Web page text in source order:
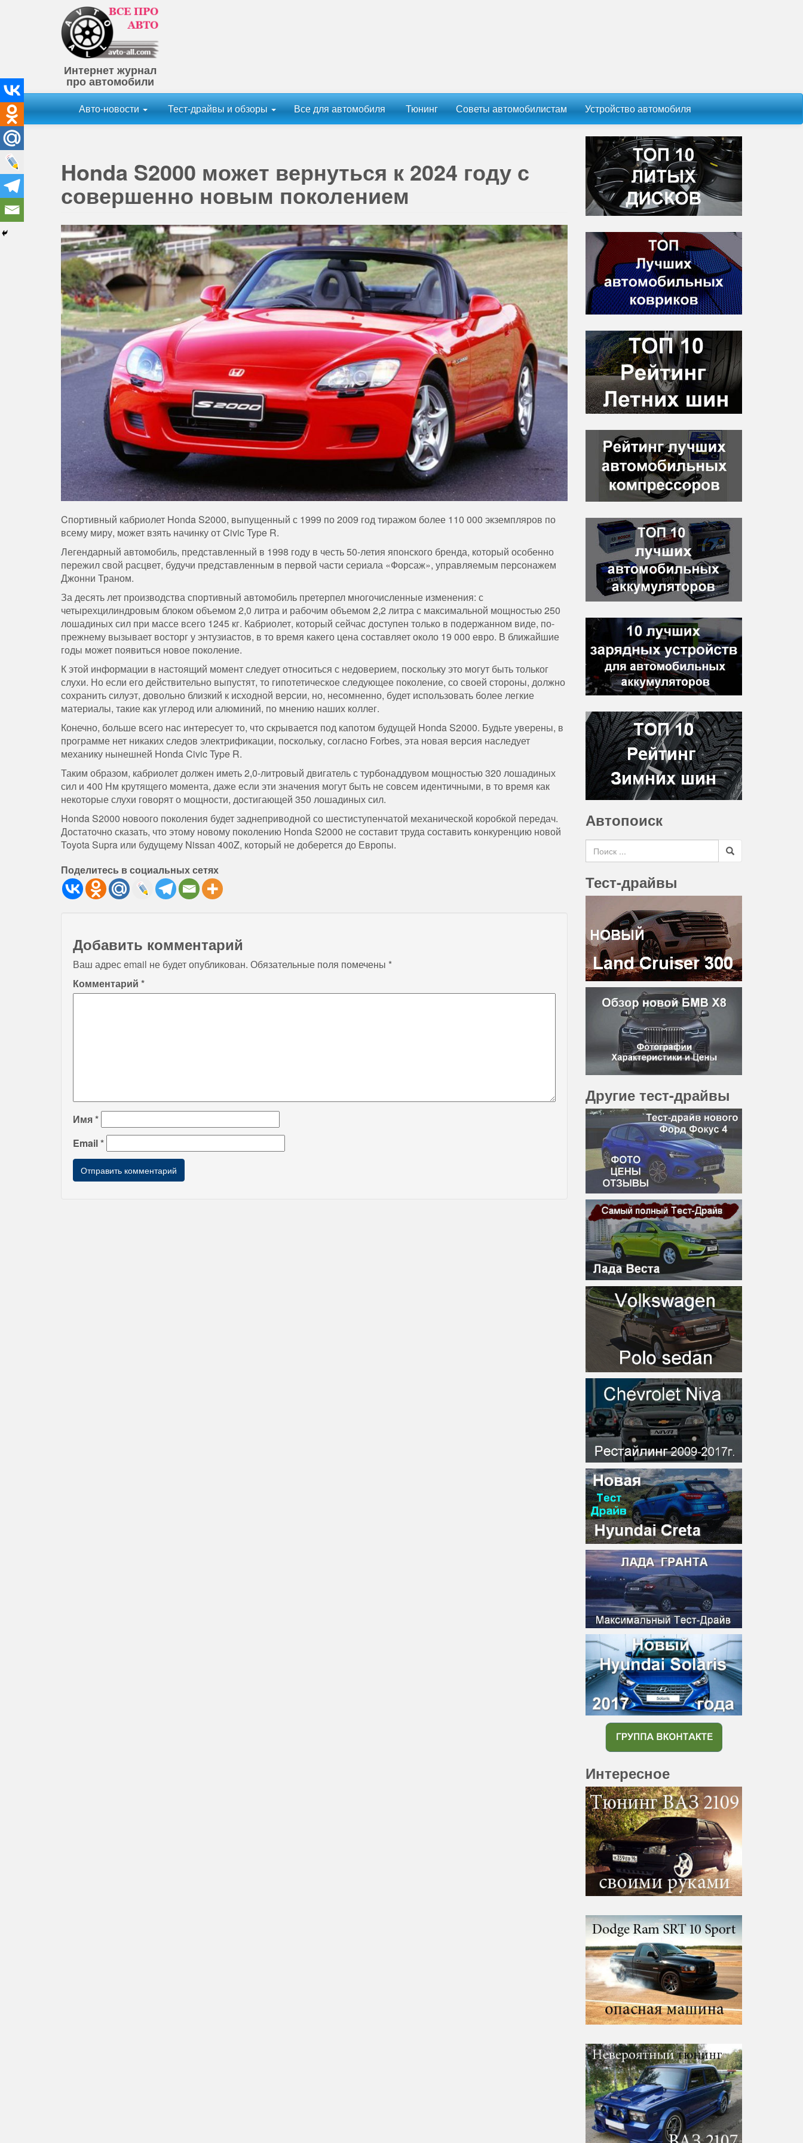
Интернет журнал
про автомобили
Авто-новости Тест-драйвы и обзоры Все для автомобиля Тюнинг Советы автомобилистам Устройство автомобиля
Honda S2000 может вернуться к 2024 году с
совершенно новым поколением
Cпортивный кабриолет Honda S2000, выпущенный с 1999 по 2009 год тиражом более 110 000 экземпляров по
всему миру, может взять начинку от Civic Type R.
Легендарный автомобиль, представленный в 1998 году в честь 50-летия японского бренда, который особенно
пережил свой расцвет, будучи представленным в первой части сериала «Форсаж», управляемым персонажем
Джонни Траном.
За десять лет производства спортивный автомобиль претерпел многочисленные изменения: с
четырехцилиндровым блоком объемом 2,0 литра и рабочим объемом 2,2 литра с максимальной мощностью 250
лошадиных сил при массе всего 1245 кг. Кабриолет, который сейчас доступен только в подержанном виде, по-
прежнему вызывает восторг у энтузиастов, в то время какего цена составляет около 19 000 евро. В ближайшие
годы может появиться новое поколение.
К этой информации в настоящий момент следует относиться с недоверием, поскольку это могут быть тольког
слухи. Но если его действительно выпустят, то гипотетическое следующее поколение, со своей стороны, должно
сохранить силуэт, довольно близкий к исходной версии, но, несомненно, будет использовать более легкие
материалы, такие как углерод или алюминий, по мнению наших коллег.
Конечно, больше всего нас интересует то, что скрывается под капотом будущей Honda S2000. Будьте уверены, в
программе нет никаких следов электрификации, поскольку, согласно Forbes, эта новая версия наследует
механику нынешней Honda Civic Type R.
Таким образом, кабриолет должен иметь 2,0-литровый двигатель с турбонаддувом мощностью 320 лошадиных
сил и 400 Нм крутящего момента, даже если эти значения могут быть не совсем идентичными, в то время как
некоторые слухи говорят о мощности, достигающей 350 лошадиных сил.
Honda S2000 новоого поколения будет заднеприводной со шестиступенчатой механической коробкой передач.
Достаточно сказать, что этому новому поколению Honda S2000 не составит труда составить конкуренцию новой
Toyota Supra или будущему Nissan 400Z, который не доберется до Европы.
Поделитесь в социальных сетях
Добавить комментарий
Ваш адрес email не будет опубликован. Обязательные поля помечены *
Комментарий *
Имя*
Email*
Автопоиск
Search for
Тест-драйвы
Другие тест-драйвы
Интересное